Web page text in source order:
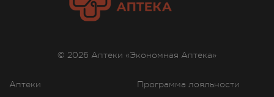
Аптеки
Программа лояльности
© 2026 Аптеки «Экономная Аптека»